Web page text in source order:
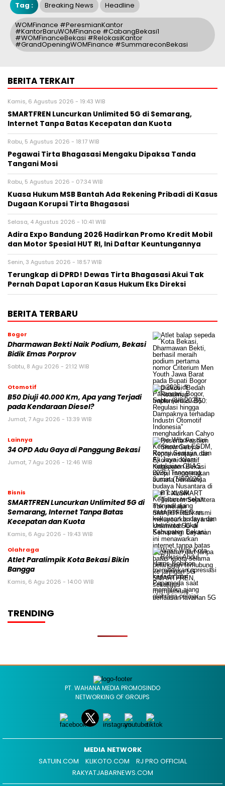
Tag : Breaking News Headline
WOMFinance #PeresmianKantor
#KantorBaruWOMFinance #CabangBekasi1
#WOMFinanceBekasi #RelokasiKantor
#GrandOpeningWOMFinance #SummareconBekasi
BERITA TERKAIT
Kamis, 6 Agustus 2026 - 19:43 WIB
SMARTFREN Luncurkan Unlimited 5G di Semarang,
Internet Tanpa Batas Kecepatan dan Kuota
Rabu, 5 Agustus 2026 - 18:17 WIB
Pegawai Tirta Bhagasasi Mengaku Dipaksa Tanda
Tangani Mosi
Rabu, 5 Agustus 2026 - 07:34 WIB
Kuasa Hukum MSB Bantah Ada Rekening Pribadi di Kasus
Dugaan Korupsi Tirta Bhagasasi
Selasa, 4 Agustus 2026 - 10:41 WIB
Adira Expo Bandung 2026 Hadirkan Promo Kredit Mobil
dan Motor Spesial HUT RI, Ini Daftar Keuntungannya
Senin, 3 Agustus 2026 - 18:57 WIB
Terungkap di DPRD! Dewas Tirta Bhagasasi Akui Tak
Pernah Dapat Laporan Kasus Hukum Eks Direksi
BERITA TERBARU
Bogor
Dharmawan Bekti Naik Podium, Bekasi
Bidik Emas Porprov
Sabtu, 8 Agu 2026 - 21:12 WIB
Otomotif
B50 Diuji 40.000 Km, Apa yang Terjadi
pada Kendaraan Diesel?
Jumat, 7 Agu 2026 - 13:39 WIB
Lainnya
34 OPD Adu Gaya di Panggung Bekasi
Jumat, 7 Agu 2026 - 12:46 WIB
Bisnis
SMARTFREN Luncurkan Unlimited 5G di
Semarang, Internet Tanpa Batas
Kecepatan dan Kuota
Kamis, 6 Agu 2026 - 19:43 WIB
Olahraga
Atlet Paralimpik Kota Bekasi Bikin
Bangga
Kamis, 6 Agu 2026 - 14:00 WIB
TRENDING
PT. WAHANA MEDIA PROMOSINDO
NETWORKING OF GROUPS
MEDIA NETWORK
SATUIN.COM
KLIKOTO.COM
RJ PRO OFFICIAL
RAKYATJABARNEWS.COM